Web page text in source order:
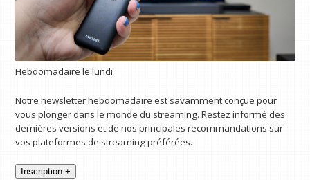
Hebdomadaire le lundi
Notre newsletter hebdomadaire est savamment conçue pour
vous plonger dans le monde du streaming. Restez informé des
dernières versions et de nos principales recommandations sur
vos plateformes de streaming préférées.
Inscription +